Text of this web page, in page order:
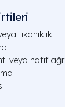
tıkanıklık
veya hafif ağrı